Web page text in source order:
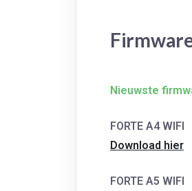
Nieuwste
FORTE A4 WIFI
Download hier
FORTE A5 WIFI